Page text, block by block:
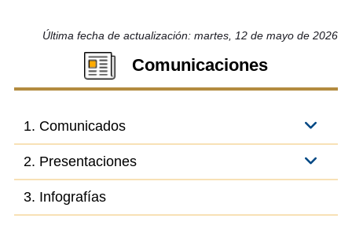
Última fecha de actualización: martes, 12 de mayo de 2026
Comunicaciones
1. Comunicados
2. Presentaciones
3. Infografías